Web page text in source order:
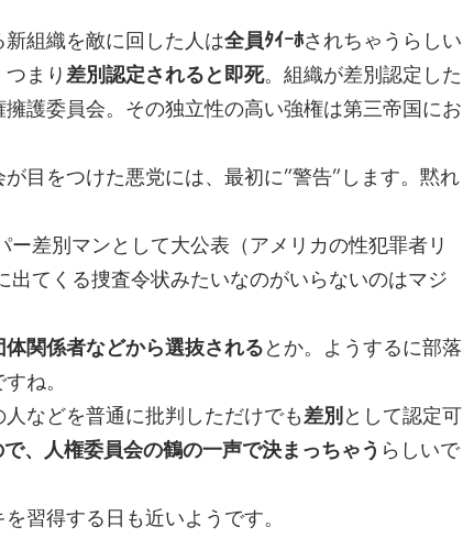
組織を敵に回した人は全員ﾀｲｰﾎされちゃうらしい
まり差別認定されると即死。組織が差別認定した
護委員会。その独立性の高い強権は第三帝国にお
目をつけた悪党には、最初に”警告”します。黙れ
差別マンとして大公表（アメリカの性犯罪者リ
てくる捜査令状みたいなのがいらないのはマジ
関係者などから選抜されるとか。ようするに部落
ね。
などを普通に批判しただけでも差別 として認定可
、人権委員会の鶴の一声で決まっちゃう らしいで
習得する日も近いようです。